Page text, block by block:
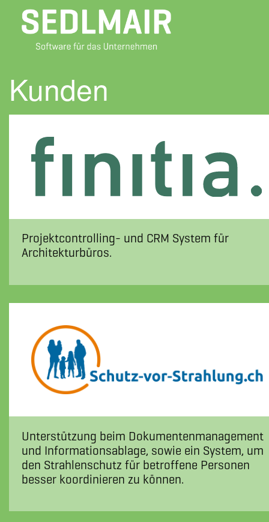
Kunden
Projektcontrolling- und CRM System für
Architekturbüros.
Unterstützung beim Dokumentenmanagement
und Informationsablage, sowie ein System, um
den Strahlenschutz für betroffene Personen
besser koordinieren zu können.